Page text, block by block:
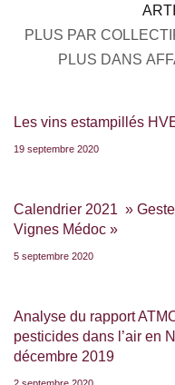
PLUS PAR
PLUS DANS
Les vins estampillés
19 septembre 2020
Calendrier 2021 »
Vignes Médoc »
5 septembre 2020
Analyse du rapport
pesticides dans l’air en
décembre 2019